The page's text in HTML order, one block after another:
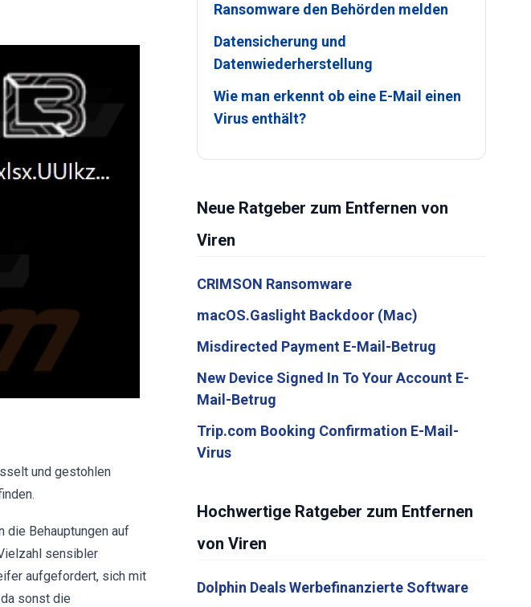
und gestohlen
die Behauptungen auf
sensibler
aufgefordert, sich mit
sonst die
Ransomware den Behörden melden
Datensicherung und
Datenwiederherstellung
Wie man erkennt ob eine E-Mail einen
Virus enthält?
Neue Ratgeber zum Entfernen von
Viren
CRIMSON Ransomware
macOS.Gaslight Backdoor (Mac)
Misdirected Payment E-Mail-Betrug
New Device Signed In To Your Account E-
Mail-Betrug
Trip.com Booking Confirmation E-Mail-
Virus
Hochwertige Ratgeber zum Entfernen
von Viren
Dolphin Deals Werbefinanzierte Software